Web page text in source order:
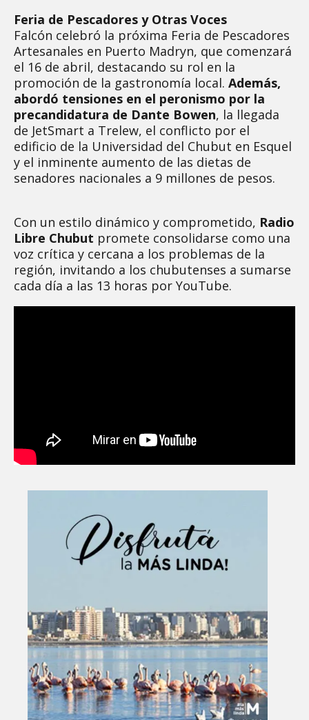
Feria de Pescadores y Otras Voces
Falcón celebró la próxima Feria de Pescadores
Artesanales en Puerto Madryn, que comenzará
el 16 de abril, destacando su rol en la
promoción de la gastronomía local. Además,
abordó tensiones en el peronismo por la
precandidatura de Dante Bowen, la llegada
de JetSmart a Trelew, el conflicto por el
edificio de la Universidad del Chubut en Esquel
y el inminente aumento de las dietas de
senadores nacionales a 9 millones de pesos.
Con un estilo dinámico y comprometido, Radio
Libre Chubut promete consolidarse como una
voz crítica y cercana a los problemas de la
región, invitando a los chubutenses a sumarse
cada día a las 13 horas por YouTube.